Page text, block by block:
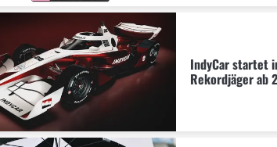
IndyCar startet
Rekordjäger ab